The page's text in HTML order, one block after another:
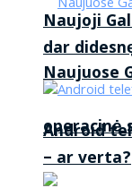
Naujuose
operacinė
Naujoji
dar
Android
– ar verta?